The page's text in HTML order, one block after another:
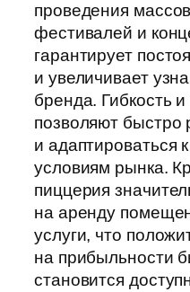
проведения
фестивалей и
гарантирует
и увеличивает
бренда. Гибкость
позволяют быстро
и адаптироваться
условиям рынка.
пиццерия
на аренду
услуги, что
на прибыльности
становится